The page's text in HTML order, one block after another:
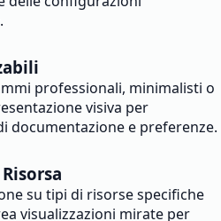
professionali, minimalisti o
visiva per
documentazione e preferenze.
su tipi di risorse specifiche
visualizzazioni mirate per